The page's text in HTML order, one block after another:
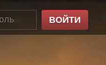
ВОЙТИ